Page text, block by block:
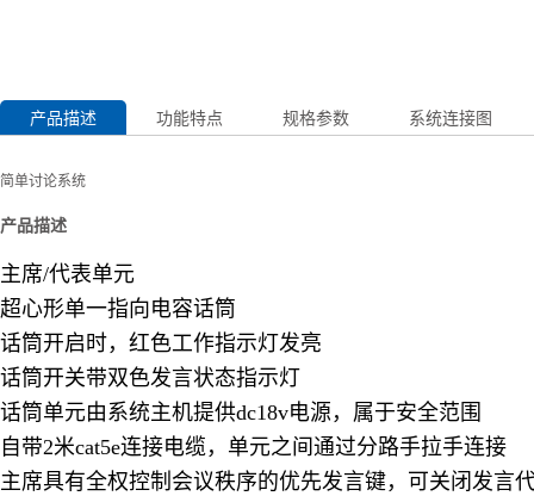
产品描述 功能特点 规格参数 系统连接图
简单讨论系统
产品描述
主席/代表
超心形单一指向
话筒开启时，红色工作指示灯发亮
话筒开关带双色发言状态指示灯
话筒单元由系统主机提供dc18v电源，属于安全范围
自带2米cat5e连接电缆，单元之间通过分路手拉手连接
主席具有全权控制会议秩序的优先发言键，可关闭发言